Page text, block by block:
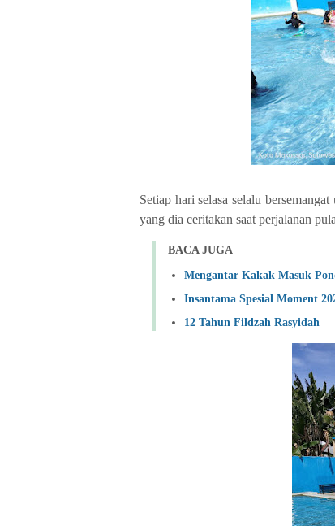
Setiap hari selasa selalu
yang dia ceritakan saat perjalanan
BACA JUGA
Mengantar Kakak Masuk
Insantama Spesial Moment
12 Tahun Fildzah Rasyidah